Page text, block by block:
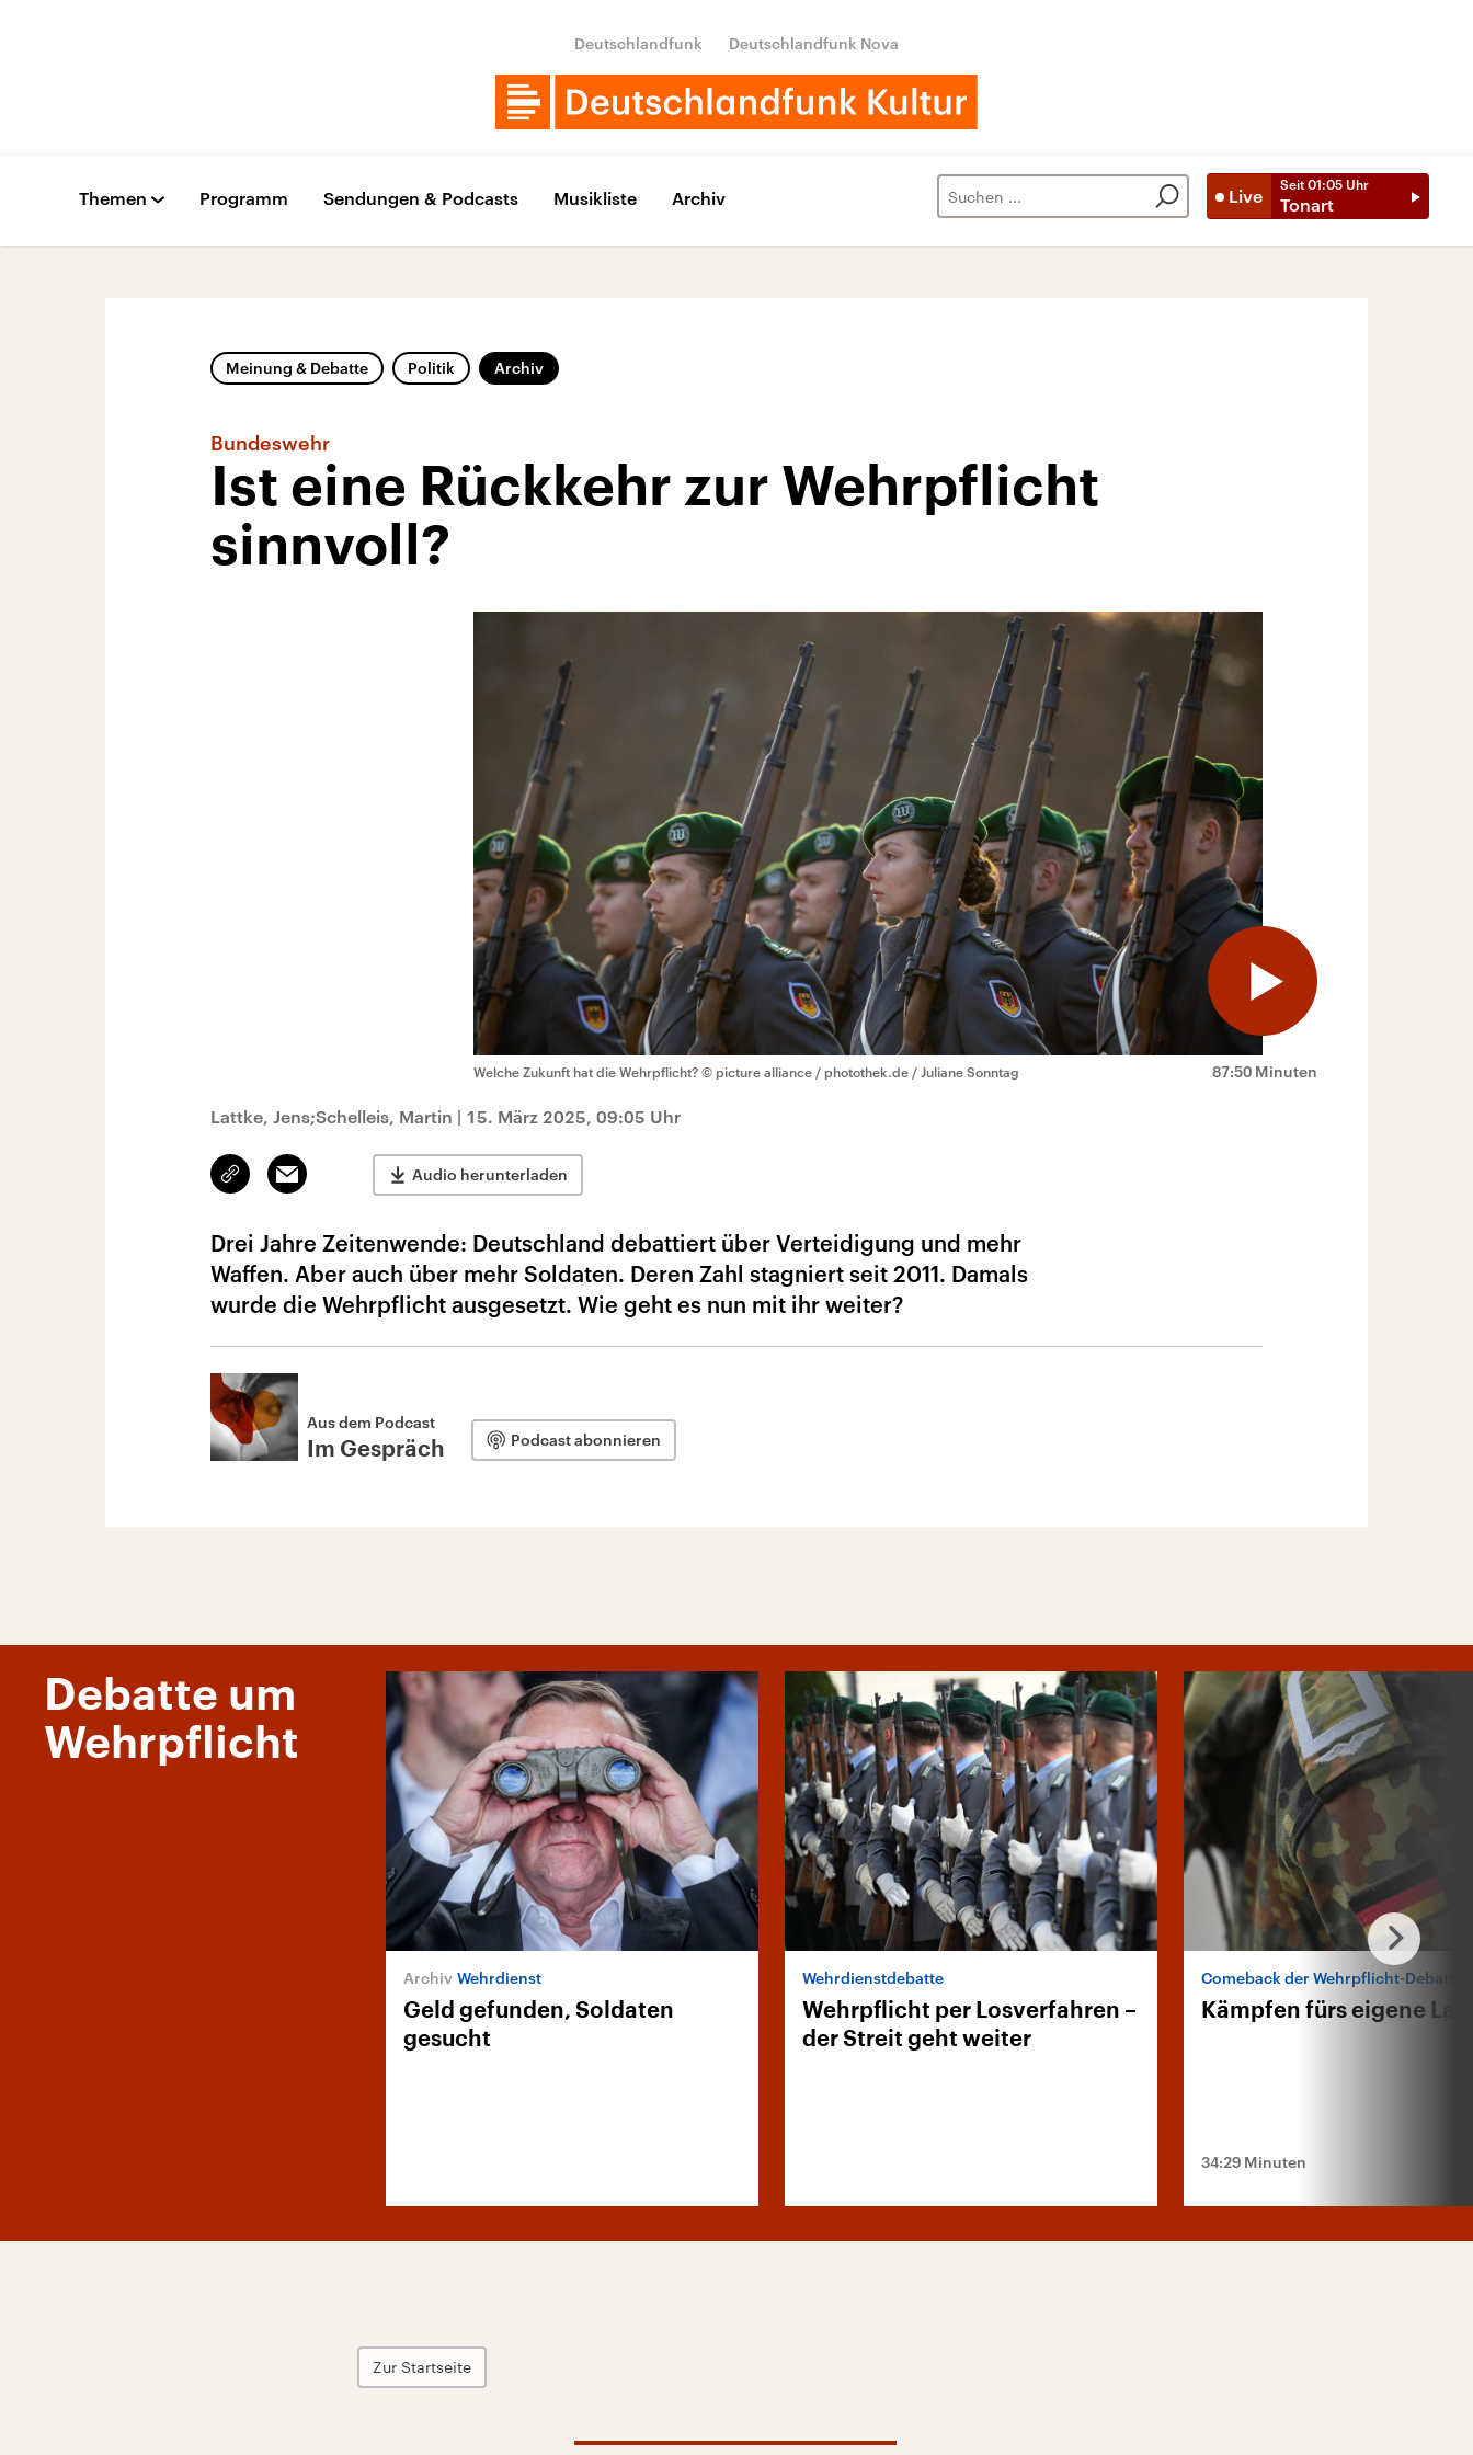
Deutschlandfunk Deutschlandfunk Nova
Live
Seit 01:05 Uhr
Tonart
Themen Programm Sendungen & Podcasts Musikliste Archiv
Meinung & Debatte Politik Archiv
Bundeswehr
Ist eine Rückkehr zur Wehrpflicht
sinnvoll?
87:50 Minuten
Welche Zukunft hat die Wehrpflicht? © picture alliance / photothek.de / Juliane Sonntag
Lattke, Jens;Schelleis, Martin | 15. März 2025, 09:05 Uhr
Link
kopieren/teilen
Email Audio herunterladen
Drei Jahre Zeitenwende: Deutschland debattiert über Verteidigung und mehr
Waffen. Aber auch über mehr Soldaten. Deren Zahl stagniert seit 2011. Damals
wurde die Wehrpflicht ausgesetzt. Wie geht es nun mit ihr weiter?
Aus dem Podcast
Im Gespräch Podcast abonnieren
Debatte um
Wehrpflicht
Wehrdienst
Geld gefunden, Soldaten
gesucht
Wehrdienstdebatte
Wehrpflicht per Losverfahren –
der Streit geht weiter
Comeback der Wehrpflicht-Debatte
Kämpfen fürs eigene
34:29 Minuten
Zur Startseite